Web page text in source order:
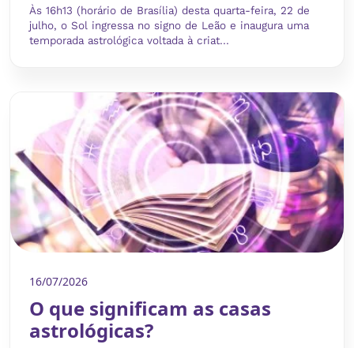
Às 16h13 (horário de Brasília) desta quarta-feira, 22 de
julho, o Sol ingressa no signo de Leão e inaugura uma
temporada astrológica voltada à criat...
16/07/2026
O que significam as casas
astrológicas?